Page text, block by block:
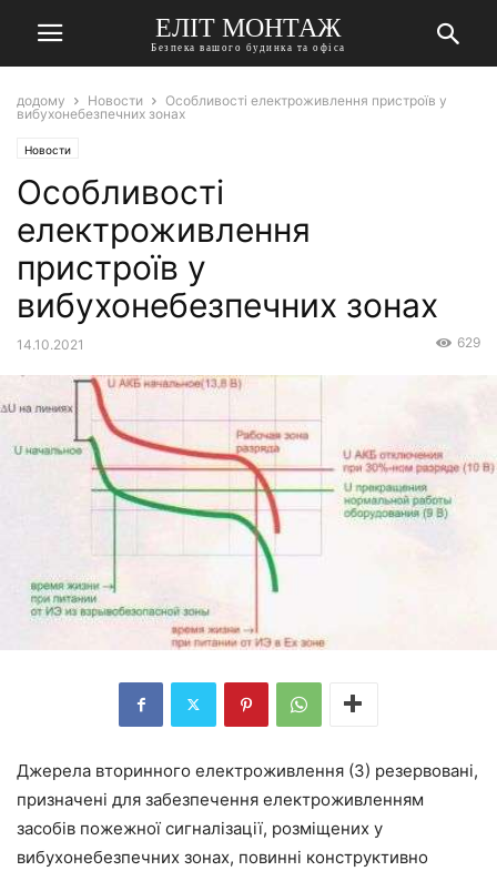
ЕЛІТ МОНТАЖ
Безпека вашого будинка та офіса
додому Новости
Особливості електроживлення пристроїв у
вибухонебезпечних зонах
Новости
Особливості
електроживлення
пристроїв у
вибухонебезпечних зонах
14.10.2021 629
Джерела вторинного електроживлення (З) резервовані,
призначені для забезпечення електроживленням
засобів пожежної сигналізації, розміщених у
вибухонебезпечних зонах, повинні конструктивно